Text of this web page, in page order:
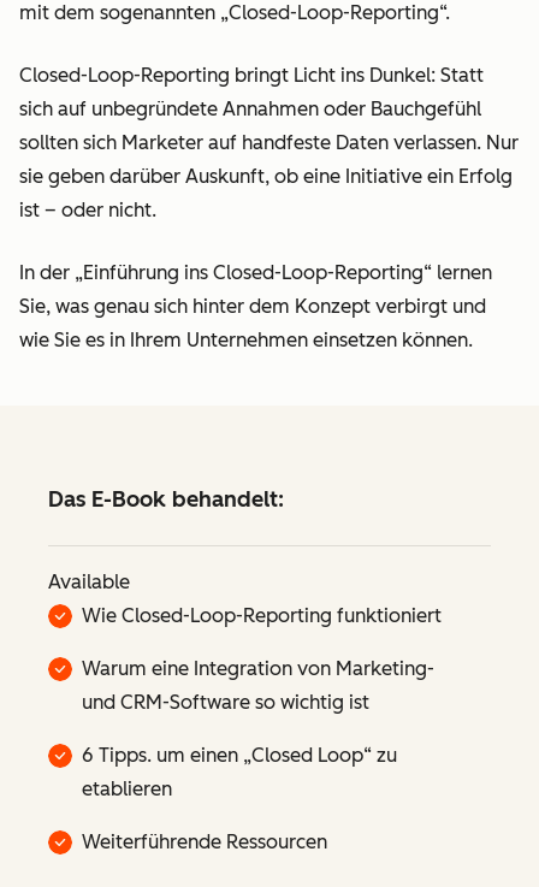
mit dem sogenannten „Closed-Loop-Reporting“.
Closed-Loop-Reporting bringt Licht ins Dunkel: Statt
sich auf unbegründete Annahmen oder Bauchgefühl
sollten sich Marketer auf handfeste Daten verlassen. Nur
sie geben darüber Auskunft, ob eine Initiative ein Erfolg
ist – oder nicht.
In der „Einführung ins Closed-Loop-Reporting“ lernen
Sie, was genau sich hinter dem Konzept verbirgt und
wie Sie es in Ihrem Unternehmen einsetzen können.
Das E-Book behandelt:
Available
Wie Closed-Loop-Reporting funktioniert
Warum eine Integration von Marketing-
und CRM-Software so wichtig ist
6 Tipps. um einen „Closed Loop“ zu
etablieren
Weiterführende Ressourcen